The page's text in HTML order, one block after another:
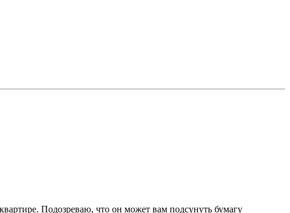
Подозреваю, что он может вам подсунуть бумагу